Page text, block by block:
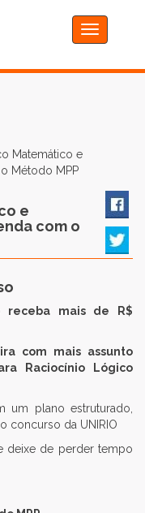
Toggle
navigation
Matemático e
Método MPP
e
com o
receba mais de R$
com mais assunto
Raciocínio Lógico
um plano estruturado,
concurso da UNIRIO
deixe de perder tempo